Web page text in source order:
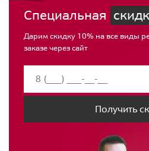
Специальная
Дарим скидку 10% на все виды
заказе через сайт
Получить